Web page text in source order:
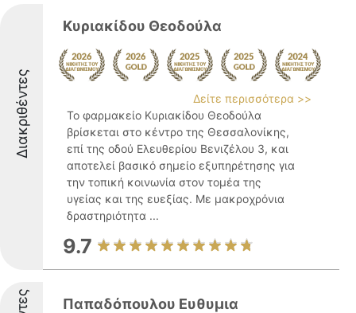
Διακριθέντες
Κυριακίδου Θεοδούλα
Δείτε περισσότερα >>
Το φαρμακείο Κυριακίδου Θεοδούλα
βρίσκεται στο κέντρο της Θεσσαλονίκης,
επί της οδού Ελευθερίου Βενιζέλου 3, και
αποτελεί βασικό σημείο εξυπηρέτησης για
την τοπική κοινωνία στον τομέα της
υγείας και της ευεξίας. Με μακροχρόνια
δραστηριότητα ...
9.7
Παπαδόπουλου Ευθυμια